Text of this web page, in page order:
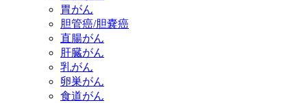
胃がん
胆管癌/胆嚢癌
直腸がん
肝臓がん
乳がん
卵巣がん
食道がん